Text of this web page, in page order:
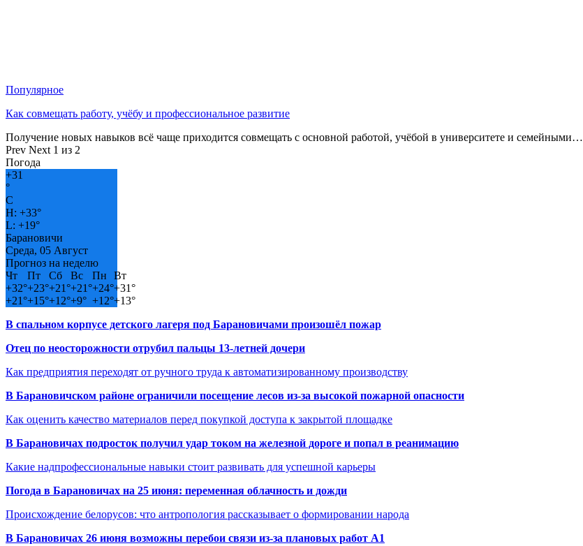
Популярное
Как совмещать работу, учёбу и профессиональное развитие
Получение новых навыков всё чаще приходится совмещать с основной работой, учёбой в университете и семейными…
Prev Next 1 из 2
Погода
+31
°
C
H: +33°
L: +19°
Барановичи
Среда, 05 Август
Прогноз на неделю
Чт
Пт Сб Вс Пн
Вт
+32°+23°+21°+21°+24°+31°
+21°+15°+12°+9° +12°+13°
В спальном корпусе детского лагеря под Барановичами произошёл пожар
Отец по неосторожности отрубил пальцы 13-летней дочери
Как предприятия переходят от ручного труда к автоматизированному производству
В Барановичском районе ограничили посещение лесов из-за высокой пожарной опасности
Как оценить качество материалов перед покупкой доступа к закрытой площадке
В Барановичах подросток получил удар током на железной дороге и попал в реанимацию
Какие надпрофессиональные навыки стоит развивать для успешной карьеры
Погода в Барановичах на 25 июня: переменная облачность и дожди
Происхождение белорусов: что антропология рассказывает о формировании народа
В Барановичах 26 июня возможны перебои связи из-за плановых работ A1